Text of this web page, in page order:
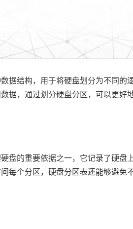
据结构，用于将硬盘划分为不同的
据，通过划分硬盘分区，可以更好
盘的重要依据之一，它记录了硬盘
每个分区，硬盘分区表还能够避免